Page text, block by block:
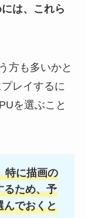
は、これら
方も多いかと
レイするに
を選ぶこと
特に描画の
るため、予
んでおくと